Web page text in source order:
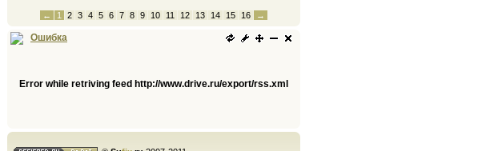
← 1 2 3 4 5 6 7 8 9 10 11 12 13 14 15 16 →
Ошибка
Error while retriving feed http://www.drive.ru/export/rss.xml